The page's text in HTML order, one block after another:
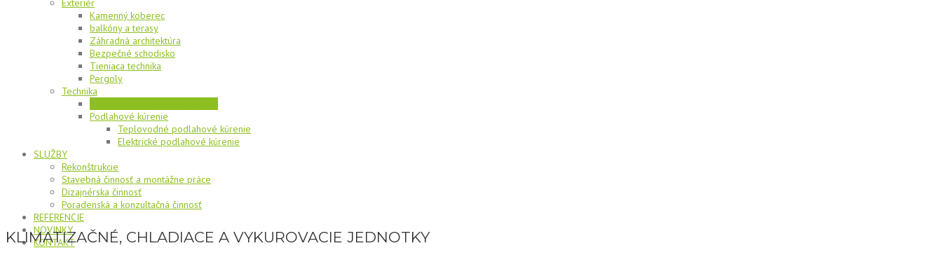
Exteriér
Kamenný koberec
balkóny a terasy
Záhradná architektúra
Bezpečné schodisko
Tieniaca technika
Pergoly
Technika
Podlahové kúrenie
Teplovodné podlahové kúrenie
Elektrické podlahové kúrenie
SLUŽBY
Rekonštrukcie
Stavebná činnosť a montážne práce
Dizajnérska činnosť
Poradenská a konzultačná činnosť
REFERENCIE
NOVINKY
KONTAKT
KLIMATIZAČNÉ, CHLADIACE A VYKUROVACIE JEDNOTKY